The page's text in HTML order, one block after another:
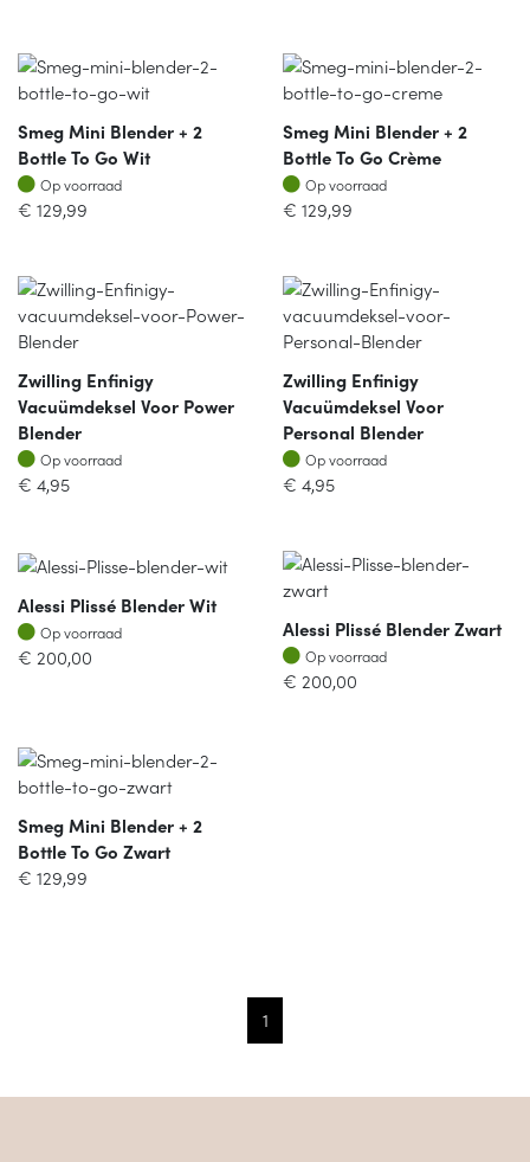
Smeg Mini Blender + 2
Bottle To Go Wit
Op voorraad
Op voorraad
€ 129,99
Smeg Mini Blender + 2
Bottle To Go Crème
Op voorraad
Op voorraad
€ 129,99
Zwilling Enfinigy
Vacuümdeksel Voor Power
Blender
Op voorraad
Op voorraad
€ 4,95
Zwilling Enfinigy
Vacuümdeksel Voor
Personal Blender
Op voorraad
Op voorraad
€ 4,95
Alessi Plissé Blender Wit
Op voorraad
Op voorraad
€ 200,00
Alessi Plissé Blender Zwart
Op voorraad
Op voorraad
€ 200,00
Smeg Mini Blender + 2
Bottle To Go Zwart
€ 129,99
1